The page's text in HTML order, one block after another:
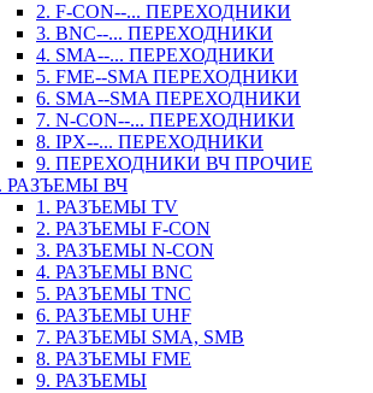
2. F-CON--... ПЕРЕХОДНИКИ
3. BNC--... ПЕРЕХОДНИКИ
4. SMA--... ПЕРЕХОДНИКИ
5. FME--SMA ПЕРЕХОДНИКИ
6. SMA--SMA ПЕРЕХОДНИКИ
7. N-CON--... ПЕРЕХОДНИКИ
8. IPX--... ПЕРЕХОДНИКИ
9. ПЕРЕХОДНИКИ ВЧ ПРОЧИЕ
РАЗЪЕМЫ ВЧ
1. РАЗЪЕМЫ TV
2. РАЗЪЕМЫ F-CON
3. РАЗЪЕМЫ N-CON
4. РАЗЪЕМЫ BNC
5. РАЗЪЕМЫ TNC
6. РАЗЪЕМЫ UHF
7. РАЗЪЕМЫ SMA, SMB
8. РАЗЪЕМЫ FME
9. РАЗЪЕМЫ